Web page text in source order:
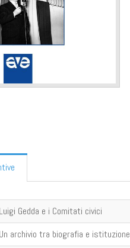
Luigi Gedda e i Comitati civici
Un archivio tra biografia e istituzione